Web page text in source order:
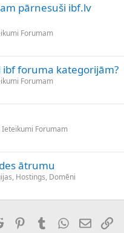
pārnesuši ibf.lv
Forumam
foruma kategorijām?
Forumam
Ieteikumi Forumam
ātrumu
Hostings, Domēni
Reddit PinterestTumblrWhatsApp
E-pasts